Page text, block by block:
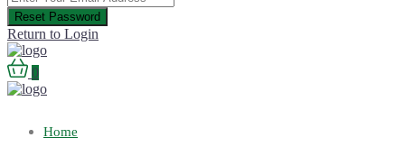
Reset Password
Return to Login
0
Home